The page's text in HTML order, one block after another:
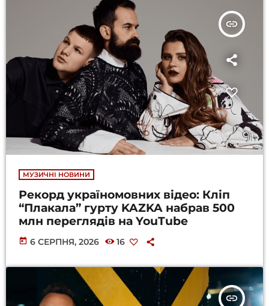
insert_link
МУЗИЧНІ НОВИНИ
Рекорд україномовних відео: Кліп
“Плакала” гурту KAZKA набрав 500
млн переглядів на YouTube
today 6 СЕРПНЯ, 2026 16
insert_link